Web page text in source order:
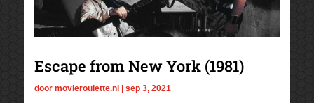
Escape from New York (1981)
door movieroulette.nl sep 3, 2021